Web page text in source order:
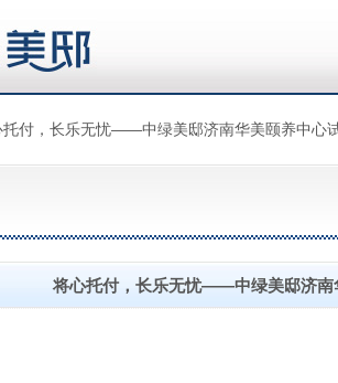
托付，长乐无忧——中绿美邸济南华美颐养中心
将心托付，长乐无忧——中绿美邸济南